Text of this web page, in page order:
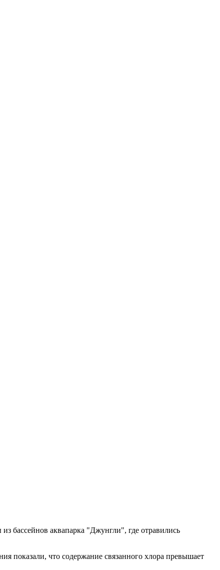
бассейнов аквапарка "Джунгли", где отравились
показали, что содержание связанного хлора превышает